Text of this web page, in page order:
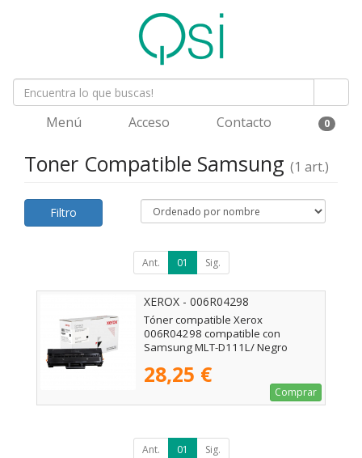
Menú Acceso Contacto 0
Toner Compatible Samsung (1 art.)
Filtro
Ant. 01 Sig.
XEROX - 006R04298
Tóner compatible Xerox
006R04298 compatible con
Samsung MLT-D111L/ Negro
28,25 €
Comprar
Ant. 01 Sig.